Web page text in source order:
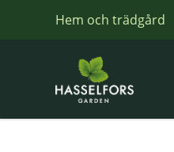
Hem och trädgård